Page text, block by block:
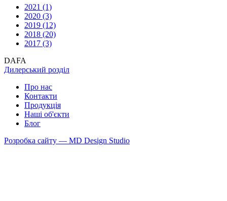
2021 (1)
2020 (3)
2019 (12)
2018 (20)
2017 (3)
DAFA
Дилерський розділ
Про нас
Контакти
Продукцiя
Наші об'єкти
Блог
Розробка сайту — MD Design Studio